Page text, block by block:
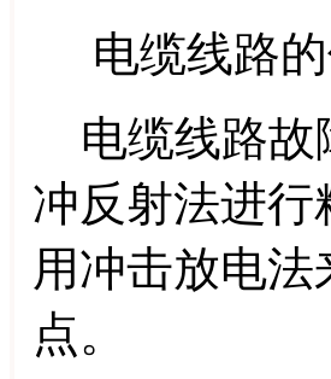
电缆线路的
电缆线路故
冲反射法进
用冲击放电
点。